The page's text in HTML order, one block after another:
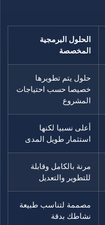
الحلول البرمجية
المخصصة
حلول يتم تطويرها
خصيصا حسب احتياجات
المشروع
أعلى نسبيا لكنها
استثمار طويل المدى
مرنة بالكامل وقابلة
للتطوير والتعديل
مصممة لتناسب طبيعة
نشاطك بدقة